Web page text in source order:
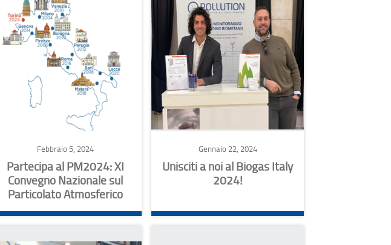
Febbraio 5, 2024
Partecipa al PM2024: XI
Convegno Nazionale sul
Particolato Atmosferico
Gennaio 22, 2024
Unisciti a noi al Biogas Italy
2024!